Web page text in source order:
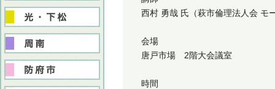
西村 勇哉 氏（萩市倫理法人会 モ
会場
唐戸市場 2階大会議室
時間